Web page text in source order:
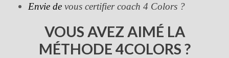
Envie de vous certifier coach 4 Colors ?
VOUS AVEZ AIMÉ LA
MÉTHODE 4COLORS ?